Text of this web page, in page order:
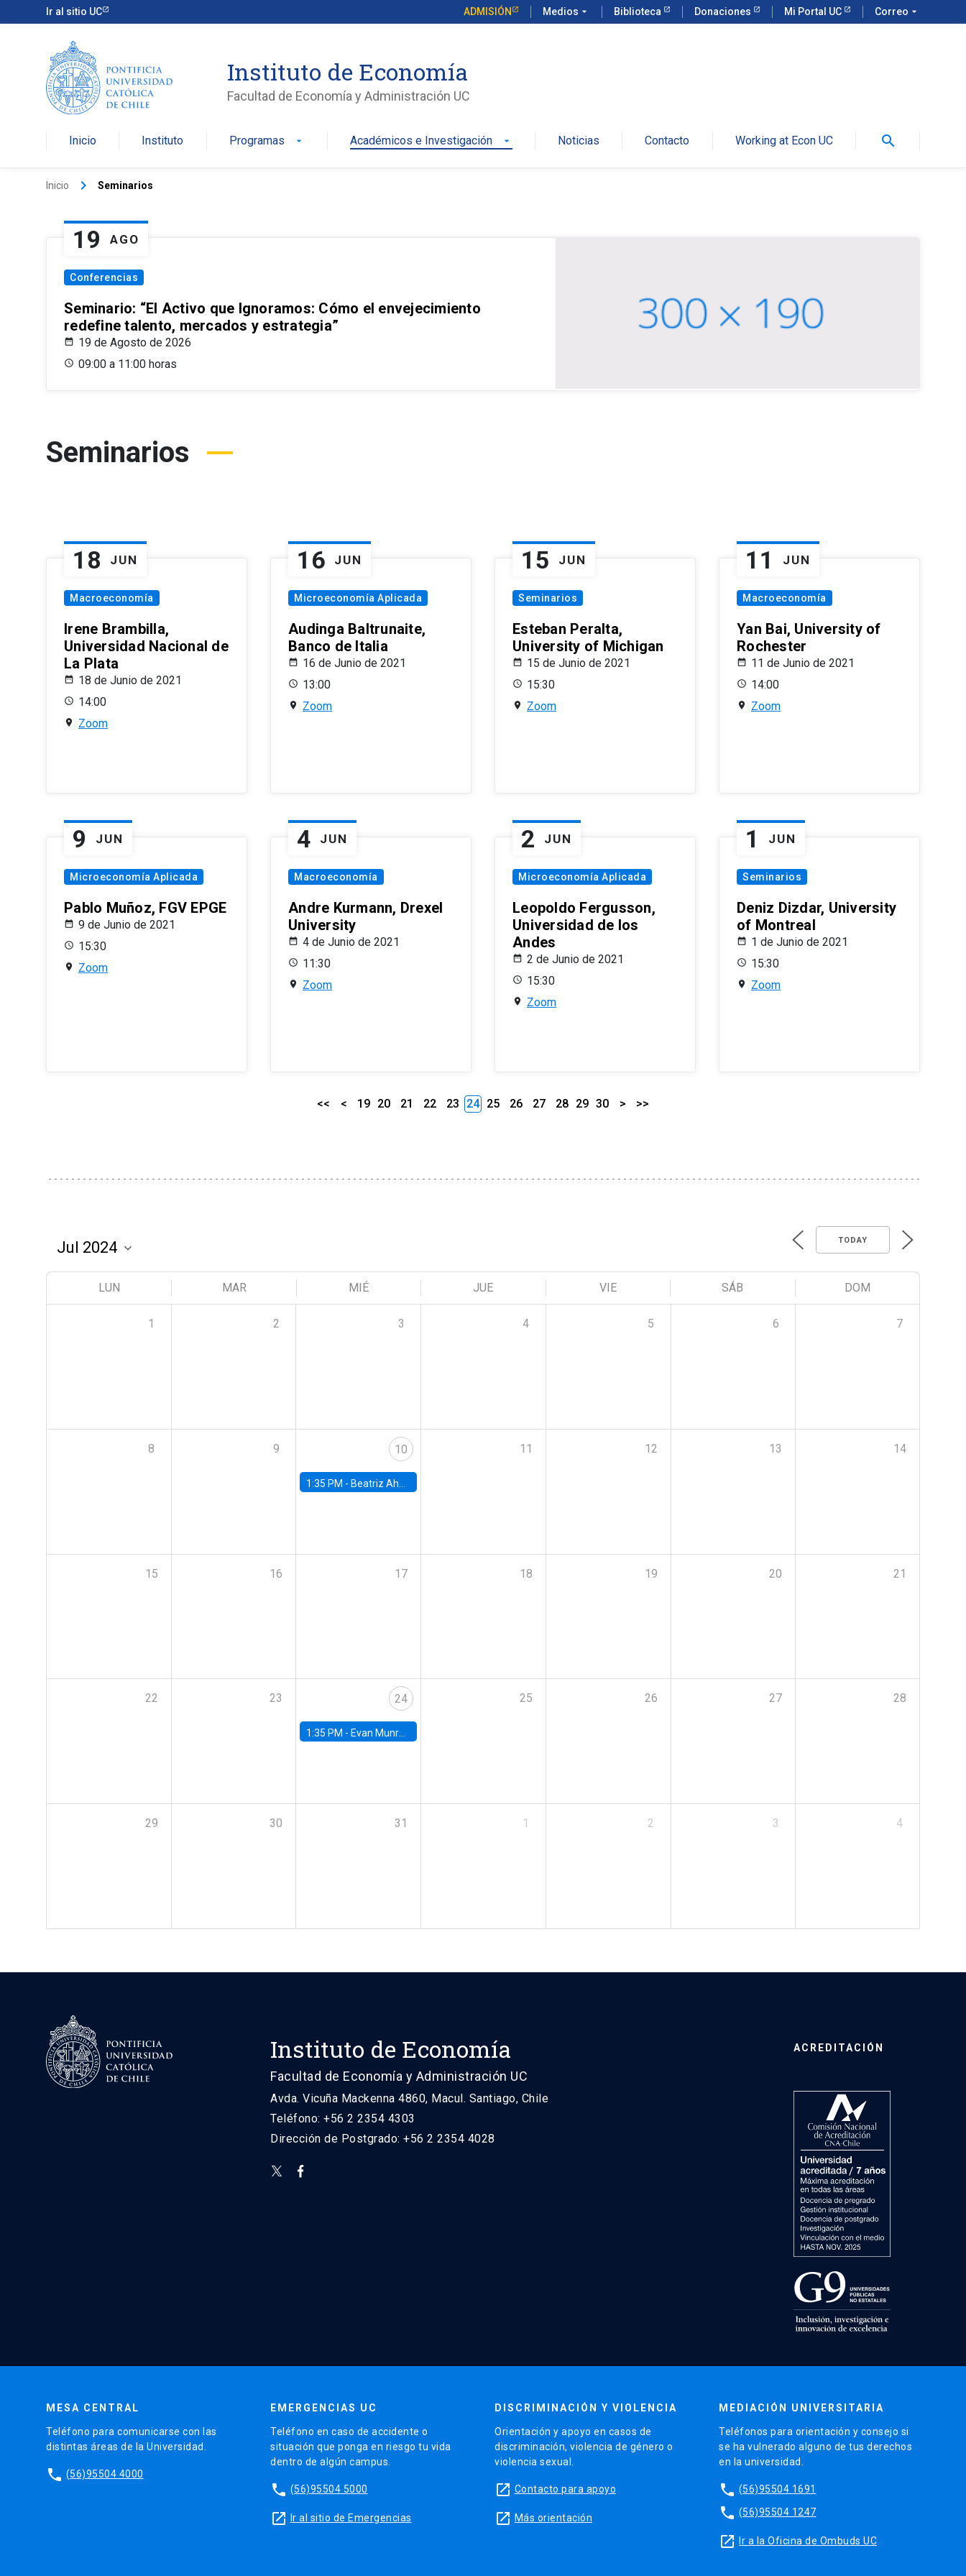
Ir al sitio UC ADMISIÓN Medios arrow_drop_down Biblioteca Donaciones Mi Portal UC Correo arrow_drop_down
Instituto de Economía
Facultad de Economía y Administración UC
Inicio Instituto Programas arrow_drop_down Académicos e Investigación arrow_drop_down Noticias Contacto Working at Econ UC search
Inicio keyboard_arrow_right Seminarios
19 AGO
Conferencias
Seminario: “El Activo que Ignoramos: Cómo el envejecimiento
redefine talento, mercados y estrategia”
19 de Agosto de 2026
09:00 a 11:00 horas
Seminarios
18 JUN
Macroeconomía
Irene Brambilla,
Universidad Nacional de
La Plata
18 de Junio de 2021
14:00
Zoom
16 JUN
Microeconomía Aplicada
Audinga Baltrunaite,
Banco de Italia
16 de Junio de 2021
13:00
Zoom
15 JUN
Seminarios
Esteban Peralta,
University of Michigan
15 de Junio de 2021
15:30
Zoom
11 JUN
Macroeconomía
Yan Bai, University of
Rochester
11 de Junio de 2021
14:00
Zoom
9 JUN
Microeconomía Aplicada
Pablo Muñoz, FGV EPGE
9 de Junio de 2021
15:30
Zoom
4 JUN
Macroeconomía
Andre Kurmann, Drexel
University
4 de Junio de 2021
11:30
Zoom
2 JUN
Microeconomía Aplicada
Leopoldo Fergusson,
Universidad de los
Andes
2 de Junio de 2021
15:30
Zoom
1 JUN
Seminarios
Deniz Dizdar, University
of Montreal
1 de Junio de 2021
15:30
Zoom
<< < 19 20 21 22 23 24 25 26 27 28 29 30 > >>
TODAY
LUN MAR MIÉ JUE VIE SÁB DOM
1 2 3 4 5 6 7
8 9 10
1:35 PM - Beatriz Ahumada, PhD candidate, Universidad de Pittsburgh
11 12 13 14
15 16 17 18 19 20 21
22 23 24
1:35 PM - Evan Munro, Neyman Visiting Assistant Professor in the Department of Statistics at UC Berkeley
25 26 27 28
29 30 31 1 2 3 4
Instituto de Economía
Facultad de Economía y Administración UC
Avda. Vicuña Mackenna 4860, Macul. Santiago, Chile
Teléfono: +56 2 2354 4303
Dirección de Postgrado: +56 2 2354 4028
ACREDITACIÓN
MESA CENTRAL
Teléfono para comunicarse con las
distintas áreas de la Universidad.
phone (56)95504 4000
EMERGENCIAS UC
Teléfono en caso de accidente o
situación que ponga en riesgo tu vida
dentro de algún campus.
phone (56)95504 5000
launch Ir al sitio de Emergencias
DISCRIMINACIÓN Y VIOLENCIA
Orientación y apoyo en casos de
discriminación, violencia de género o
violencia sexual.
launch Contacto para apoyo
launch Más orientación
MEDIACIÓN UNIVERSITARIA
Teléfonos para orientación y consejo si
se ha vulnerado alguno de tus derechos
en la universidad.
phone (56)95504 1691
phone (56)95504 1247
launch Ir a la Oficina de Ombuds UC